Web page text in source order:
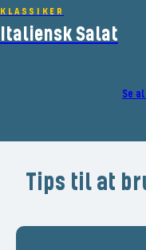
KLASSIKER
Italiensk Salat
Se
Tips til at